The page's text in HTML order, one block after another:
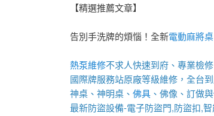
【精選推薦文章】
告別手洗牌的煩惱！全新電動麻將桌
熱泵維修不求人快速到府、專業檢
國際牌服務站原廠等級維修，全台
神桌、 神明桌、 佛具、佛像、訂做與
最新防盜設備-電子防盜門,防盜扣,